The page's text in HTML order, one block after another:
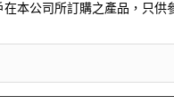
本公司所訂購之產品，只